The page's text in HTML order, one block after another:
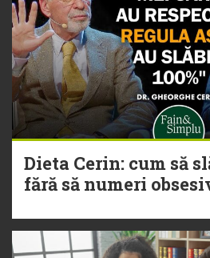
Dieta Cerin: cum să
fără să numeri